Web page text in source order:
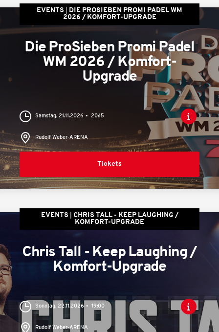
EVENTS
DIE PROSIEBEN PROMI PADEL WM
2026 / KOMFORT-UPGRADE
Die ProSieben Promi Padel
WM 2026 / Komfort-
Upgrade
Samstag, 21.11.2026 20:15
Rudolf Weber-ARENA
Tickets
EVENTS
CHRIS TALL - KEEP LAUGHING /
KOMFORT-UPGRADE
Chris Tall - Keep Laughing /
Komfort-Upgrade
Sonntag, 22.11.2026 19:00
Rudolf Weber-ARENA